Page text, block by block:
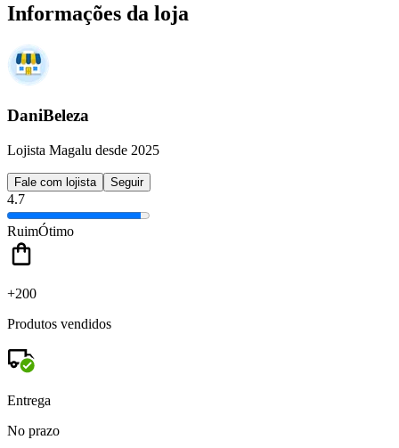
Informações da loja
DaniBeleza
Lojista Magalu desde 2025
Fale com lojista Seguir
4.7
RuimÓtimo
+200
Produtos vendidos
Entrega
No prazo